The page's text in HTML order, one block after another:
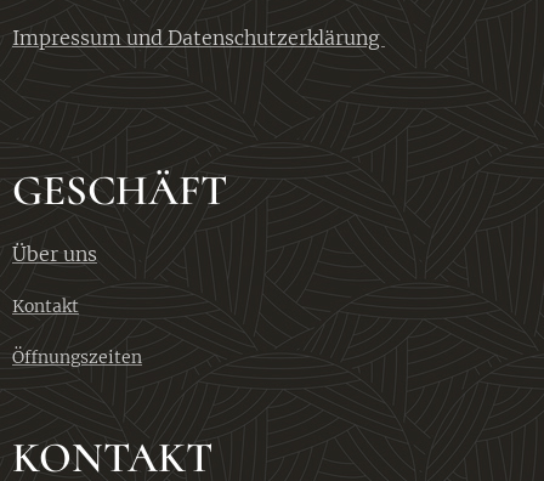
Impressum und Datenschutzerklärung
GESCHÄFT
Über uns
Kontakt
Öffnungszeiten
KONTAKT